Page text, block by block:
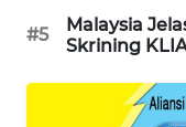
#5
Malaysia
Skrining
METRO